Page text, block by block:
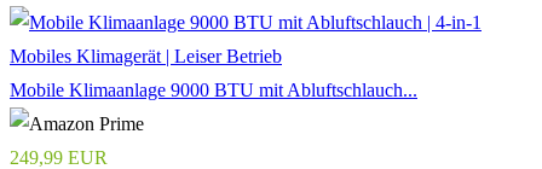
Mobile Klimaanlage 9000 BTU mit Abluftschlauch...
249,99 EUR